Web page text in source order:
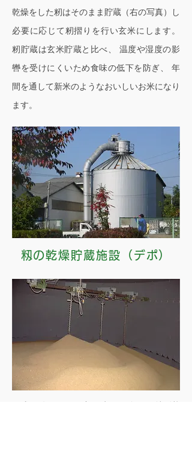
乾燥をした籾はそのまま貯蔵（右の写真）し
必要に応じて籾摺りを行い玄米にします。
籾貯蔵は玄米貯蔵と比べ、 温度や湿度の影
轡を受けにくいため食味の低下を防ぎ、 年
間を通して新米のようなおいしいお米になり
ます。
籾の乾燥貯蔵施設（デポ）